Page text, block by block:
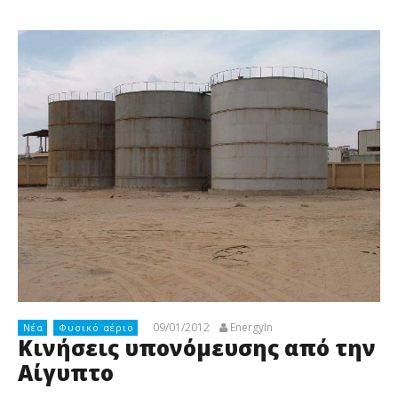
Νέα Φυσικό αέριο 09/01/2012 EnergyIn
Κινήσεις υπονόμευσης από την
Αίγυπτο